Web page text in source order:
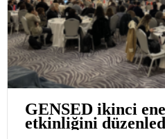
GENSED ikinci
etkinliğini